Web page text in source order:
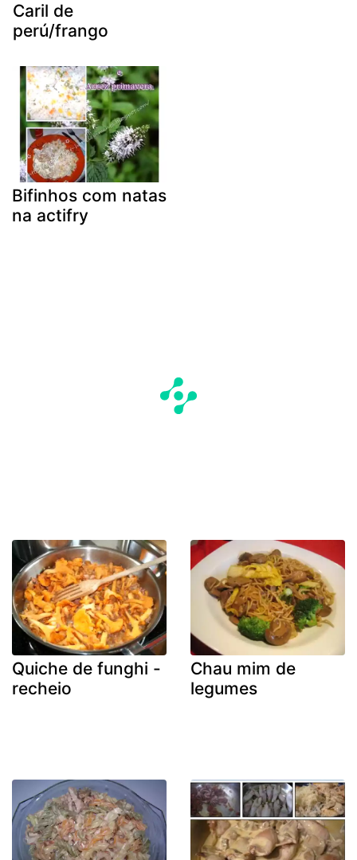
Caril de
perú/frango
Bifinhos com natas
na actifry
Quiche de funghi -
recheio
Chau mim de
legumes